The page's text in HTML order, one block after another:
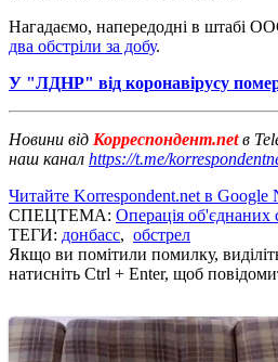
Нагадаємо, напередодні в штабі
два обстріли за добу.
У "ЛДНР" від коронавірусу
Новини від Корреспондент.netв
наш канал https://t.me/
Читайте Korrespondent.net в Google
СПЕЦТЕМА: Операція об'єднаних
ТЕГИ: донбасс, обстрел
Якщо ви помітили помилку,
натисніть Ctrl + Enter, щоб